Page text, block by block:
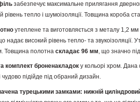
забезпечує максимальне прилягання
рівень тепло і шумоізоляції. Товщина короба
утеплене та виготовляється з металу 1,2
надає високий рівень тепло- та
Товщина полотна складає 96 мм , що значно
комплект броненакладок у кольорі хром. Дана
чудово підійде під обраний дизайн.
турецькими замками: нижній